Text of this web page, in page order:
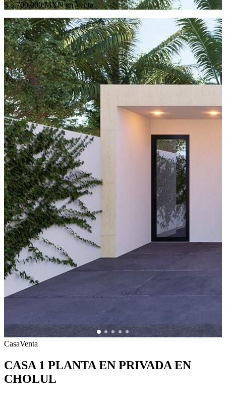
$ 3,700,000 MXN en Venta
CasaVenta
CASA 1 PLANTA EN PRIVADA EN
CHOLUL